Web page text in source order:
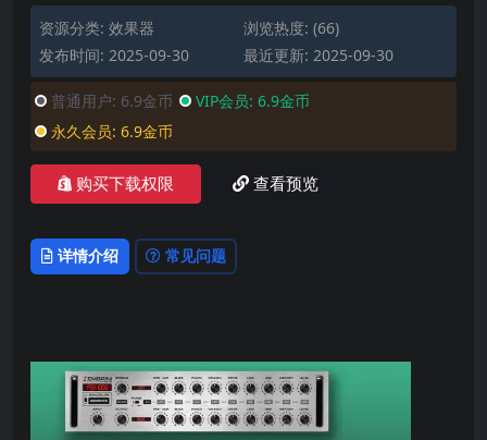
资源分类: 效果器
浏览热度: (66)
发布时间: 2025-09-30
最近更新: 2025-09-30
普通用户: 6.9金币 VIP会员: 6.9金币
永久会员: 6.9金币
购买下载权限 查看预览
详情介绍 常见问题